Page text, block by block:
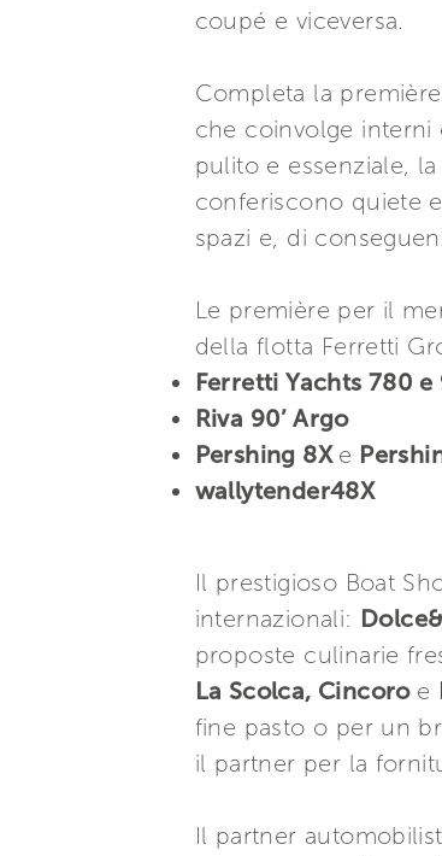
coupé e viceversa.
Completa la première
che coinvolge interni
pulito e essenziale,
conferiscono quiete
spazi e, di
Le première per il
della flotta Ferretti
Ferretti Yachts 780 e
Riva 90’ Argo
Pershing 8X e
wallytender48X
Il prestigioso Boat
internazionali:
proposte culinarie
La Scolca, Cincoro e
fine pasto o per un
il partner per la
Il partner